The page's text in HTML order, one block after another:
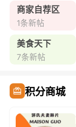
商家自荐区
1条新帖
美食天下
7条新帖
积分商城